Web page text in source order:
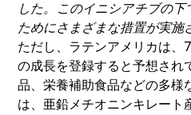
した。このイニシアチブの
ためにさまざまな措置が実施
ただし、ラテンアメリカは、
の成長を登録すると予想され
品、栄養補助食品などの多様
は、亜鉛メチオニンキレート